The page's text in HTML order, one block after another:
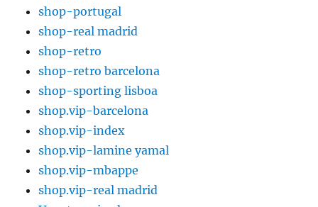
shop-portugal
shop-real madrid
shop-retro
shop-retro barcelona
shop-sporting lisboa
shop.vip-barcelona
shop.vip-index
shop.vip-lamine yamal
shop.vip-mbappe
shop.vip-real madrid